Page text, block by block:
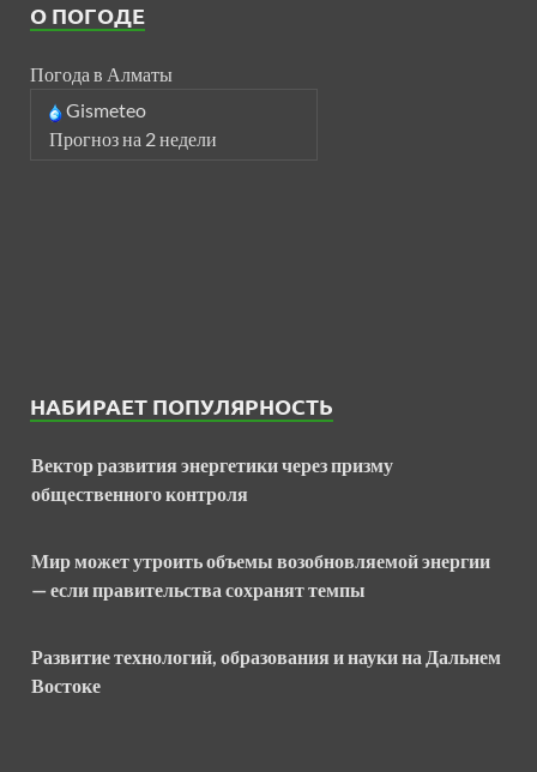
О ПОГОДЕ
Погода в Алматы
Gismeteo
Прогноз на 2 недели
НАБИРАЕТ ПОПУЛЯРНОСТЬ
Вектор развития энергетики через призму
общественного контроля
Мир может утроить объемы возобновляемой энергии
— если правительства сохранят темпы
Развитие технологий, образования и науки на Дальнем
Востоке